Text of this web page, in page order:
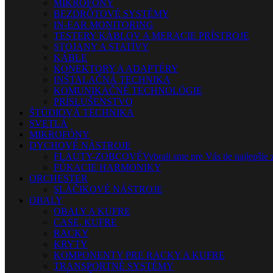
MIKROFÓNY
BEZDRÔTOVÉ SYSTÉMY
IN-EAR MONITORING
TESTERY KÁBLOV A MERACIE PRÍSTROJE
STOJANY A STATÍVY
KÁBLE
KONEKTORY A ADAPTÉRY
INŠTALAČNÁ TECHNIKA
KOMUNIKAČNÉ TECHNOLÓGIE
PRÍSLUŠENSTVO
ŠTÚDIOVÁ TECHNIKA
SVETLÁ
MIKROFÓNY
DYCHOVÉ NÁSTROJE
FLAUTY-ZOBCOVÉVybrali sme pre Vás tie
FÚKACIE HARMONIKY
ORCHESTER
SLÁČIKOVÉ NÁSTROJE
OBALY
OBALY A KUFRE
CASE, KUFRE
RACKY
KRYTY
KOMPONENTY PRE RACKY A KUFRE
TRANSPORTNÉ SYSTÉMY